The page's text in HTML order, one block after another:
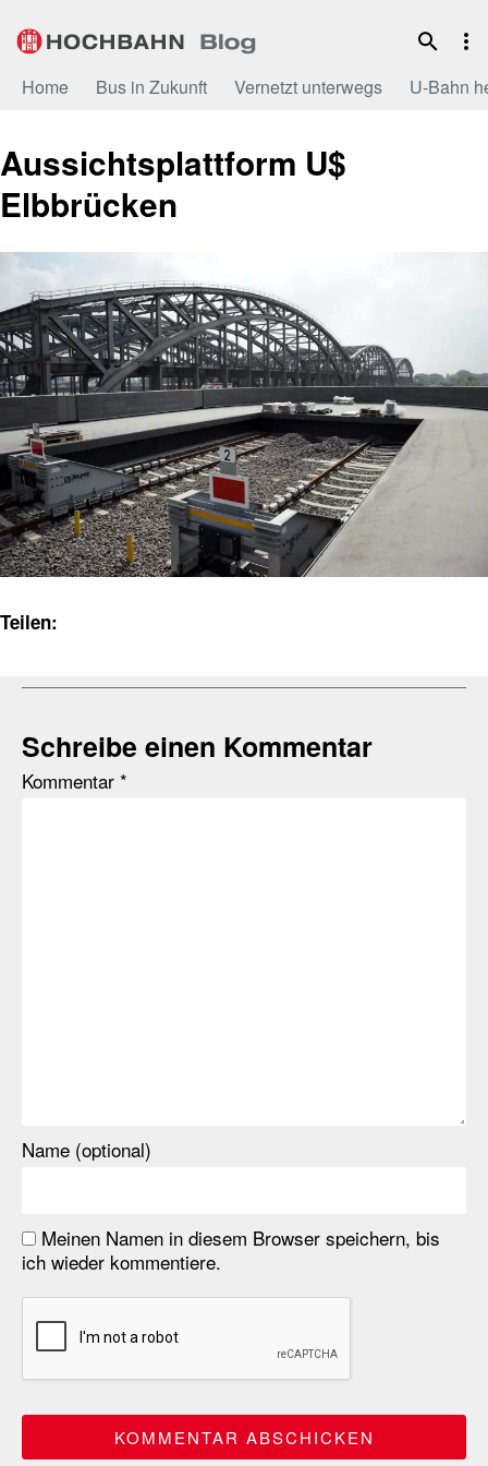
Inhalt
Home Bus in Zukunft Vernetzt unterwegs U-Bahn
Aussichtsplattform U$
Elbbrücken
Teilen:
Schreibe einen Kommentar
Kommentar *
Name (optional)
Meinen Namen in diesem Browser speichern, bis
ich wieder kommentiere.